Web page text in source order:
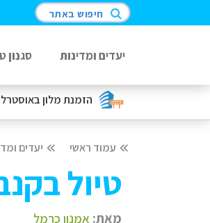
הזמנת מלון
חיפוש באתר
יעדים ומדינות סגנון
עמוד ראשי יעדים
טיול
מאת: אמנון כרמל